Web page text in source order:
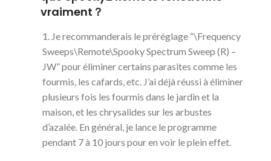
vraiment？
1. Je recommanderais le préréglage “\Frequency
Sweeps\Remote\Spooky Spectrum Sweep (R) –
JW” pour éliminer certains parasites comme les
fourmis, les cafards, etc. J’ai déjà réussi à éliminer
plusieurs fois les fourmis dans le jardin et la
maison, et les chrysalides sur les arbustes
d’azalée. En général, je lance le programme
pendant 7 à 10 jours pour en voir le plein effet.